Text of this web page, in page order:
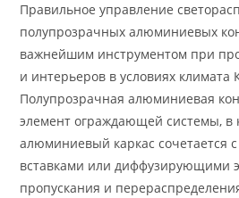
Правильное управление
полупрозрачных алюминиевых
важнейшим инструментом при
и интерьеров в условиях климата
Полупрозрачная алюминиевая
элемент ограждающей системы, в
алюминиевый каркас сочетается
вставками или диффузирующими
пропускания и